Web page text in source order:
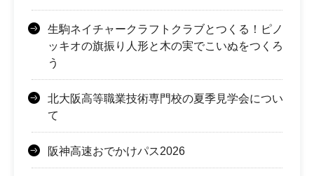
生駒ネイチャークラフトクラブとつくる！ピノ
ッキオの旗振り人形と木の実でこいぬをつくろ
う
北大阪高等職業技術専門校の夏季見学会につい
て
阪神高速おでかけパス2026